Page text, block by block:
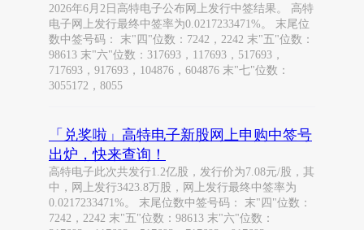
2026年6月2日高特电子公布网上发行中签结果。 高特
电子网上发行最终中签率为0.0217233471%。 末尾位
数中签号码： 末"四"位数：7242，2242 末"五"位数：
98613 末"六"位数：317693，117693，517693，
717693，917693，104876，604876 末"七"位数：
3055172，8055
「兑奖啦」高特电子新股网上申购中签号
出炉，快来查询！
高特电子此次共发行1.2亿股，发行价为7.08元/股，其
中，网上发行3423.8万股，网上发行最终中签率为
0.0217233471%。 末尾位数中签号码： 末"四"位数：
7242，2242 末"五"位数：98613 末"六"位数：